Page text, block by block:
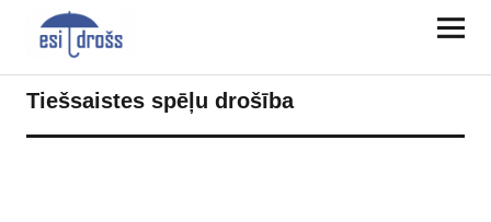
Tiešsaistes spēļu drošība